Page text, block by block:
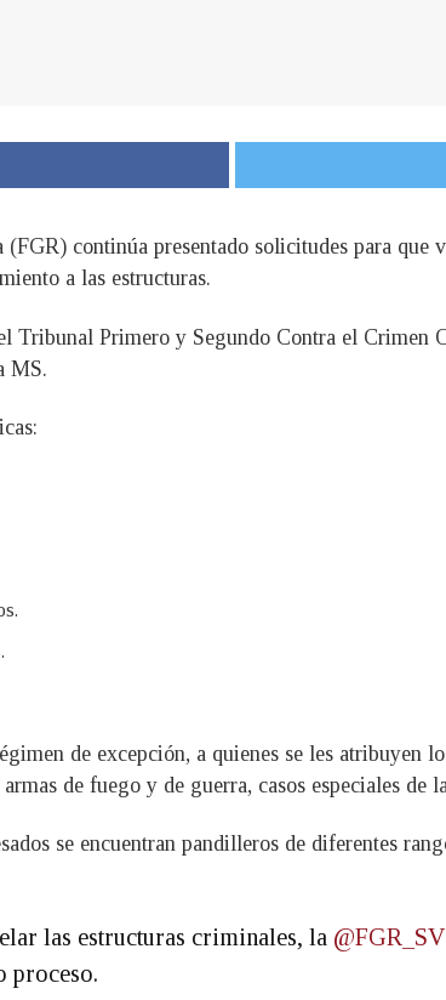
continúa presentado solicitudes para que
a las estructuras.
Tribunal Primero y Segundo Contra el Crimen
MS.
de excepción, a quienes se les
de fuego y de guerra, casos especiales de
se encuentran pandilleros de diferentes
las estructuras criminales, la @FGR_SV
proceso.